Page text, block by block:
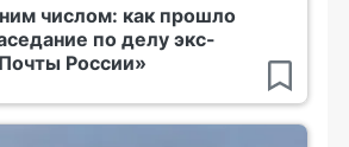
числом: как прошло
по делу экс-
России»